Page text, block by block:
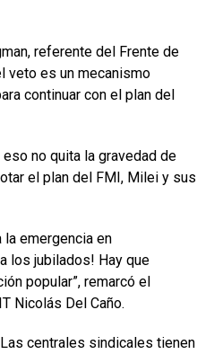
referente del Frente de
veto es un mecanismo
continuar con el plan del
eso no quita la gravedad de
el plan del FMI, Milei y sus
la emergencia en
los jubilados! Hay que
popular”, remarcó el
Nicolás Del Caño.
centrales sindicales tienen